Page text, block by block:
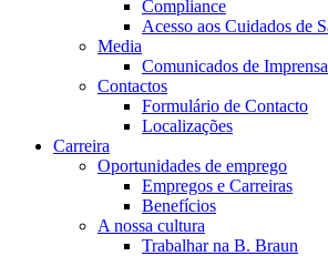
Compliance
Acesso aos Cuidados de
Media
Comunicados de Imprensa
Contactos
Formulário de Contacto
Localizações
Carreira
Oportunidades de emprego
Empregos e Carreiras
Benefícios
A nossa cultura
Trabalhar na B. Braun